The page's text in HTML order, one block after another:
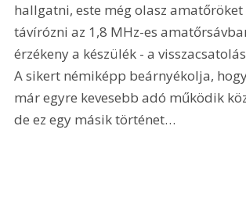
hallgatni, este még olasz
távírózni az 1,8 MHz-es
érzékeny a készülék - a
A sikert némiképp beárnyékolja,
már egyre kevesebb adó működik
de ez egy másik történet…